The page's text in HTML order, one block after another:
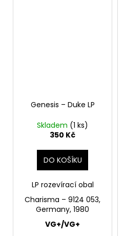
Genesis – Duke LP
Skladem (1 ks)
350 Kč
DO KOŠÍKU
LP rozevírací obal
Charisma – 9124 053,
Germany, 1980
VG+/VG+